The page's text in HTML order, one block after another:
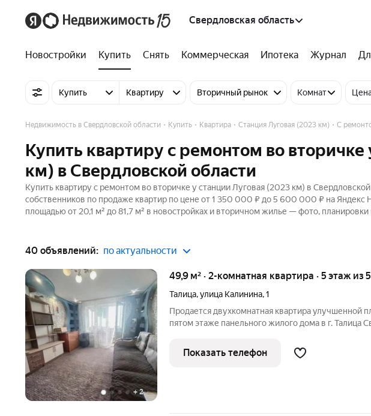
Свердловская область
Новостройки Купить Снять Коммерческая Ипотека Журнал
Купить Квартиру Вторичный рынок Комнат
Недвижимость в Свердловской области Купить Квартира Станция Луговая (2023 км) С
Купить квартиру с ремонтом во вторичке
км) в Свердловской области
Купить квартиру с ремонтом во вторичке у станции Луговая (2023 км) в
собственников по продаже квартир по цене от 1 350 000 ₽ до 5 600 000 ₽ на
площадью от 20,1 м² до 81,7 м² в новостройках и вторичном жилье — фото, планировки
40 объявлений: по актуальности
+2
49,9 м² · 2-комнатная квартира · 5 этаж из 5
Талица,улица Калинина,1
Продается двухкомнатная квартира улучшенной
пятом этаже панельного жилого дома в г. Талица
аптеки, государственные учреждения,
Зелёный,
Показать телефон